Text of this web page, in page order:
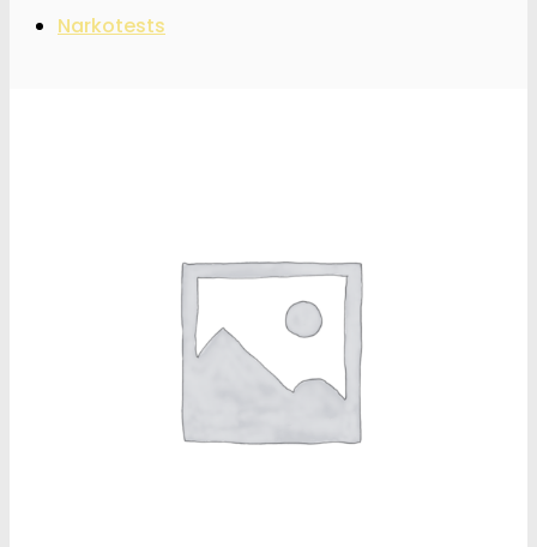
Narkotests
Kokain renhedhedstest
Crack renhedhedstest
Kokain blandingsmiddel test